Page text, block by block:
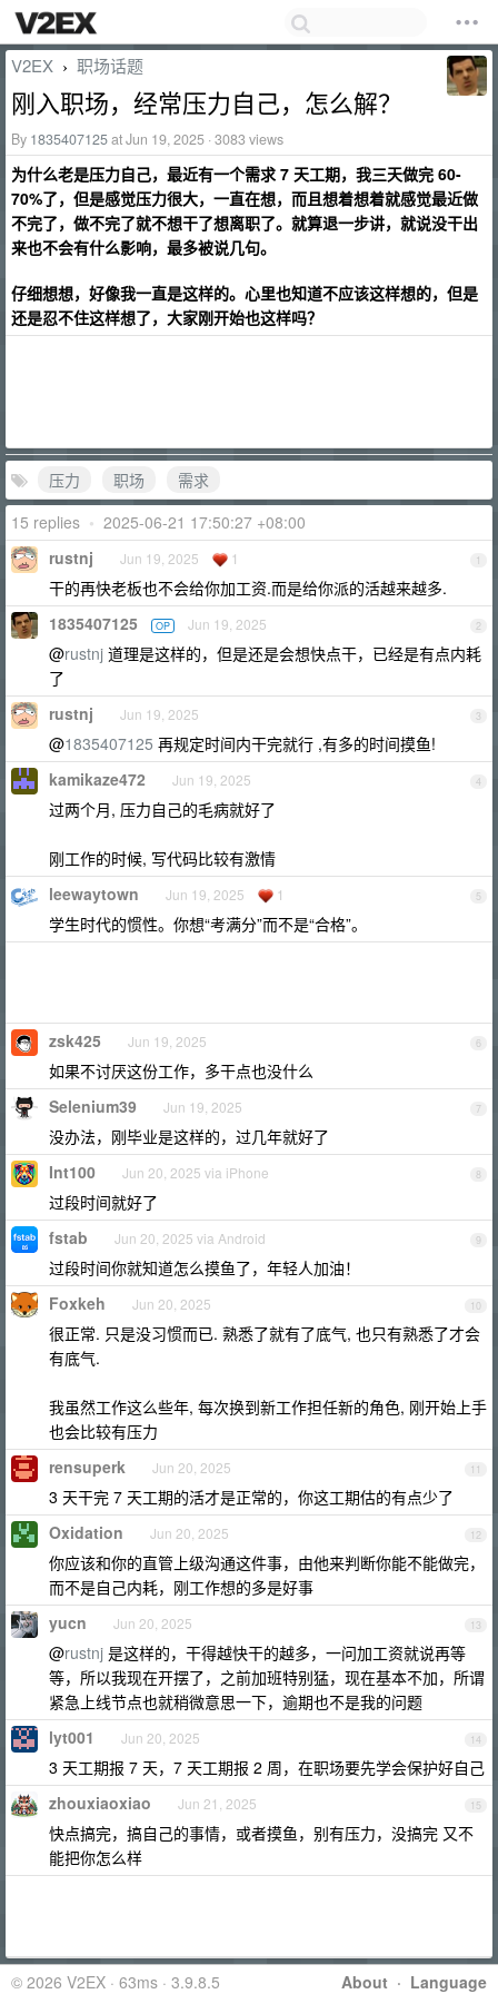
V2EX › 职场话题
刚入职场，经常压力自己，怎么解？
By 1835407125at Jun 19, 2025 · 3083 views
为什么老是压力自己，最近有一个需求 7 天工期，我三天做完 60-
70%了，但是感觉压力很大，一直在想，而且想着想着就感觉最近做
不完了，做不完了就不想干了想离职了。就算退一步讲，就说没干出
来也不会有什么影响，最多被说几句。
仔细想想，好像我一直是这样的。心里也知道不应该这样想的，但是
还是忍不住这样想了，大家刚开始也这样吗？
压力 职场
需求
15 replies • 2025-06-21 17:50:27 +08:00
1
rustnj Jun 19, 2025 1
干的再快老板也不会给你加工资.而是给你派的活越来越多.
2
1835407125 OP Jun 19, 2025
@rustnj 道理是这样的，但是还是会想快点干，已经是有点内耗
了
3
rustnj Jun 19, 2025
@1835407125 再规定时间内干完就行 ,有多的时间摸鱼!
4
kamikaze472 Jun 19, 2025
过两个月, 压力自己的毛病就好了
刚工作的时候, 写代码比较有激情
5
leewaytown Jun 19, 2025 1
学生时代的惯性。你想“考满分”而不是“合格”。
6
zsk425 Jun 19, 2025
如果不讨厌这份工作，多干点也没什么
7
Selenium39 Jun 19, 2025
没办法，刚毕业是这样的，过几年就好了
8
Int100 Jun 20, 2025 via iPhone
过段时间就好了
9
fstab Jun 20, 2025 via Android
过段时间你就知道怎么摸鱼了，年轻人加油！
10
Foxkeh Jun 20, 2025
很正常. 只是没习惯而已. 熟悉了就有了底气, 也只有熟悉了才会
有底气.
我虽然工作这么些年, 每次换到新工作担任新的角色, 刚开始上手
也会比较有压力
11
rensuperk Jun 20, 2025
3 天干完 7 天工期的活才是正常的，你这工期估的有点少了
12
Oxidation Jun 20, 2025
你应该和你的直管上级沟通这件事，由他来判断你能不能做完，
而不是自己内耗，刚工作想的多是好事
13
yucn Jun 20, 2025
@rustnj 是这样的，干得越快干的越多，一问加工资就说再等
等，所以我现在开摆了，之前加班特别猛，现在基本不加，所谓
紧急上线节点也就稍微意思一下，逾期也不是我的问题
14
lyt001 Jun 20, 2025
3 天工期报 7 天，7 天工期报 2 周，在职场要先学会保护好自己
15
zhouxiaoxiao Jun 21, 2025
快点搞完，搞自己的事情，或者摸鱼，别有压力，没搞完 又不
能把你怎么样
About · Language
© 2026 V2EX · 63ms · 3.9.8.5